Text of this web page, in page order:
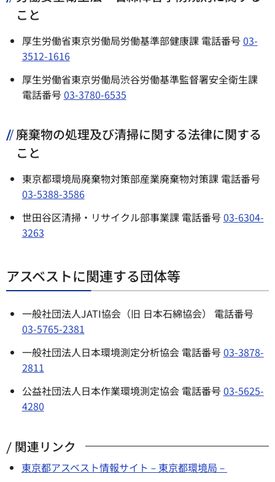
こと
厚生労働省東京労働局労働基準部健康課 電話番号03-
3512-1616
厚生労働省東京労働局渋谷労働基準監督署安全衛生課
電話番号03-3780-6535
廃棄物の処理及び清掃に関する法律に関する
こと
東京都環境局廃棄物対策部産業廃棄物対策課 電話番号
03-5388-3586
世田谷区清掃・リサイクル部事業課 電話番号03-6304-
3263
アスベストに関連する団体等
一般社団法人JATI協会（旧 日本石綿協会） 電話番号
03-5765-2381
一般社団法人日本環境測定分析協会 電話番号03-3878-
2811
公益社団法人日本作業環境測定協会 電話番号03-5625-
4280
関連リンク
東京都アスベスト情報サイト－東京都環境局－